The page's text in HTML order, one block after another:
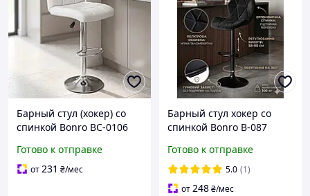
Барный стул (хокер) со
спинкой Bonro BC-0106
кухни кафе и салона
Готово к отправке
от231 ₴/мес
Барный стул хокер со
спинкой Bonro B-087
черной основе для кухни
и кафе
Готово к отправке
5.0 (1)
от248₴/мес